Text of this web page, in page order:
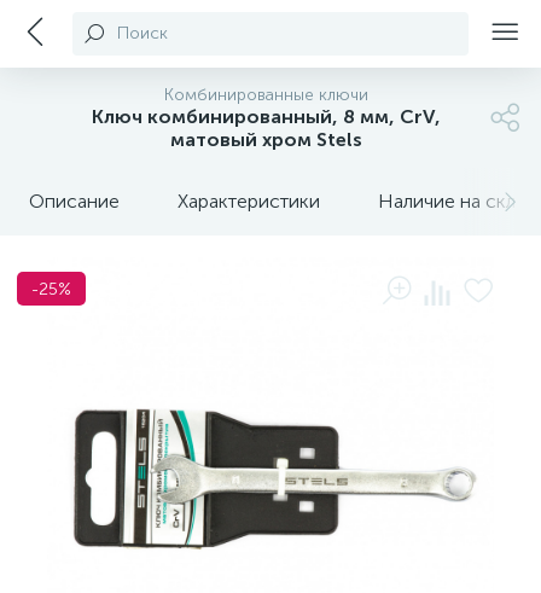
Поиск
Комбинированные ключи
Ключ комбинированный, 8 мм, CrV,
матовый хром Stels
Описание Характеристики Наличие на
-25%